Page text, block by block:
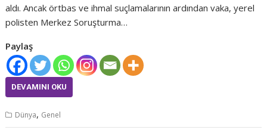
aldı. Ancak örtbas ve ihmal suçlamalarının ardından vaka, yerel
polisten Merkez Soruşturma…
Paylaş
DEVAMINI OKU
Dünya, Genel